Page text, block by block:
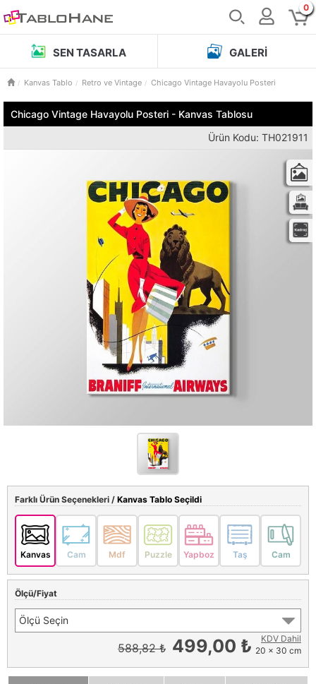
0
SEN TASARLA GALERI
Kanvas Tablo Retro ve Vintage Chicago Vintage Havayolu Posteri
Chicago Vintage Havayolu Posteri - Kanvas Tablosu
Ürün Kodu: TH021911
Farklı Ürün Seçenekleri / Kanvas Tablo Seçildi
Kanvas Cam Mdf Puzzle Yapboz Taş Cam
Ölçü/Fiyat
Ölçü Seçin
588,82 ₺ 499,00 ₺
KDV Dahil
20 x 30 cm